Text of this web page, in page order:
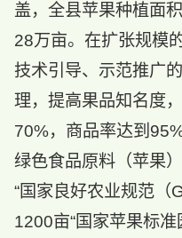
盖，全县苹果种植面
28万亩。在扩张规模
技术引导、示范推广
理，提高果品知名度
70%，商品率达到
绿色食品原料（苹果
“国家良好农业规范（
1200亩“国家苹果标